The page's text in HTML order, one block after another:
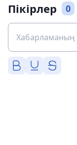
Пікірлер 0